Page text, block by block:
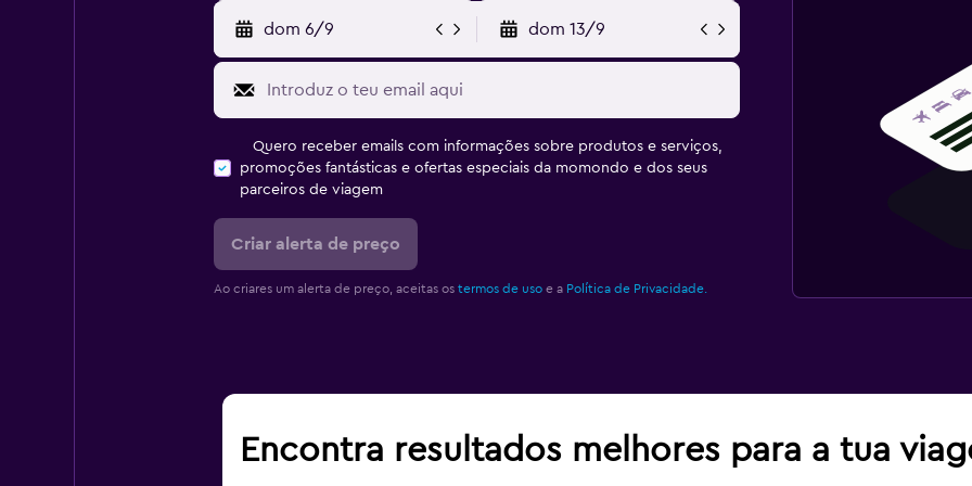
dom 6/9 dom 13/9
Quero receber emails com informações sobre produtos e serviços,
promoções fantásticas e ofertas especiais da momondo e dos seus
parceiros de viagem
Criar alerta de preço
Ao criares um alerta de preço, aceitas os termos de usoe a Política de Privacidade.
Encontra resultados melhores para a tua